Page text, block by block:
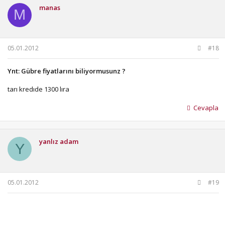
M manas
05.01.2012 #18
Ynt: Gübre fiyatlarını biliyormusunz ?
tarı kredıde 1300 lıra
Cevapla
Y yanlız adam
05.01.2012 #19